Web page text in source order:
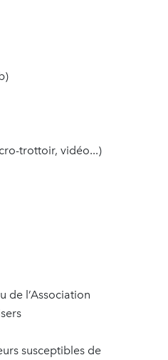
trottoir, vidéo...)
de l’Association
susceptibles de